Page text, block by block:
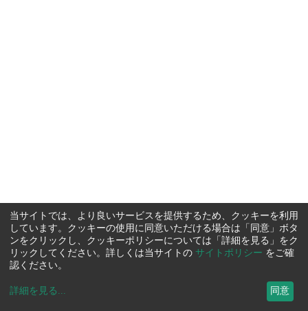
当サイトでは、より良いサービスを提供するため、クッキーを利用
しています。クッキーの使用に同意いただける場合は「同意」ボタ
ンをクリックし、クッキーポリシーについては「詳細を見る」をク
リックしてください。詳しくは当サイトの サイトポリシー をご確
認ください。
詳細を見る ... 同意